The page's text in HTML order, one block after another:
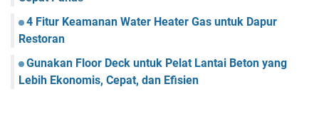
4 Fitur Keamanan Water Heater Gas untuk Dapur
Restoran
Gunakan Floor Deck untuk Pelat Lantai Beton yang
Lebih Ekonomis, Cepat, dan Efisien